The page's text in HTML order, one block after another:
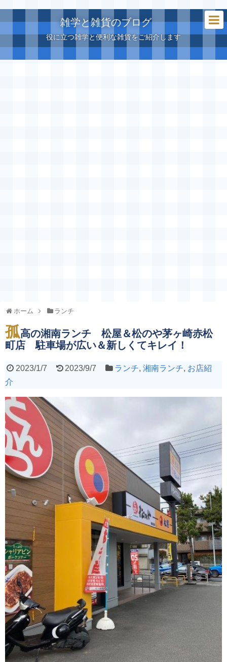
雑学と雑貨のブログ
役に立つ雑学と便利な雑貨をご紹介します
ホーム ランチ
孤高の湘南ランチ 松屋＆松のや茅ヶ崎赤松
町店 駐車場が広い＆新しくてキレイ！
2023/1/7 2023/9/7 ランチ,湘南ランチ, お店紹
介